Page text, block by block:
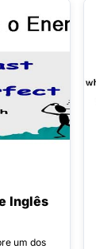
Inglês
um dos